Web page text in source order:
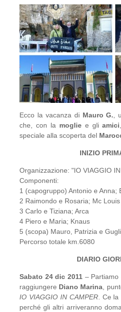
Ecco la vacanza di Mauro G. ,
che, con la moglie e gliamici
speciale alla scoperta del
INIZIO
Organizzazione: "IO VIAGGIO
Componenti:
1 (capogruppo) Antonio e Anna;
2 Raimondo e Rosaria; Mc Louis
3 Carlo e Tiziana; Arca
4 Piero e Maria; Knaus
5 (scopa) Mauro, Patrizia e
Percorso totale km.6080
DIARIO
Sabato 24 dic 2011– Partiamo
raggiungere Diano Marina ,
IO VIAGGIO IN CAMPER. Ce la
perché gli altri arriveranno